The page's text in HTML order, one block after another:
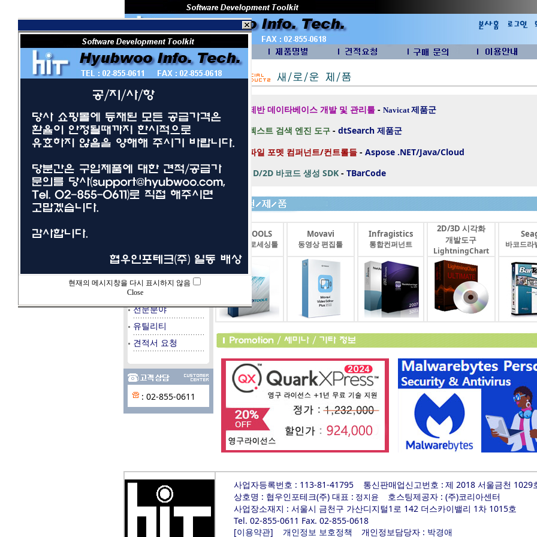
회 원 I D
멀티미디어
데이타베이스
시스템/서버
전문분야
유틸리티
견적서 요청
: 02-855-0611
제반 데이타베이스 개발 및 관리툴- Navicat제품군
텍스트 검색 엔진 도구- dtSearch 제품군
파일 포멧 컴퍼넌트/컨트롤들 - Aspose .NET/Java/Cloud
1D/2D 바코드 생성 SDK - TBarCode
LEADTOOLS
이미지프로세싱툴
Movavi
동영상 편집툴
Infragistics
통합컨퍼넌트
2D/3D 시각화
개발도구
LightningChart
바코드라
사업자등록번호 : 113-81-41795 통신판매업신고번호 : 제 2018 서울금천 1029
상호명 : 협우인포테크(주) 대표 : 정지윤
호스팅제공자 : (주)코리아센터
사업장소재지 : 서울시 금천구 가산디지털1로 142 더스카이밸리 1차 1015호
Tel. 02-855-0611 Fax. 02-855-0618
[이용약관] 개인정보 보호정책 개인정보담당자 : 박경애
현재의 메시지창을 다시 표시하지 않음
Close